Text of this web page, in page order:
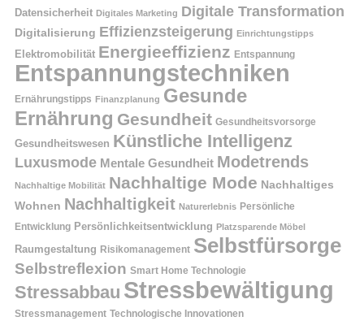
Datensicherheit Digitales Marketing Digitale Transformation
Digitalisierung Effizienzsteigerung Einrichtungstipps
Elektromobilität Energieeffizienz Entspannung
Entspannungstechniken
Ernährungstipps Finanzplanung Gesunde
Ernährung Gesundheit Gesundheitsvorsorge
Gesundheitswesen Künstliche Intelligenz
Luxusmode Mentale Gesundheit Modetrends
Nachhaltige Mobilität Nachhaltige Mode Nachhaltiges
Wohnen Nachhaltigkeit Naturerlebnis Persönliche
Entwicklung Persönlichkeitsentwicklung Platzsparende Möbel
Raumgestaltung Risikomanagement Selbstfürsorge
Selbstreflexion Smart Home Technologie
Stressabbau Stressbewältigung
Stressmanagement Technologische Innovationen